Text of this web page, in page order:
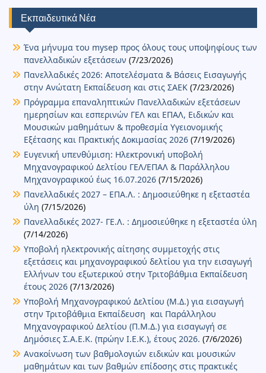
ε
Εκπαιδευτικά Νέα
Ένα μήνυμα του mysep προς όλους τους υποψηφίους των
πανελλαδικών εξετάσεων (7/23/2026)
Πανελλαδικές 2026: Αποτελέσματα & Βάσεις Εισαγωγής
στην Ανώτατη Εκπαίδευση και στις ΣΑΕΚ (7/23/2026)
Πρόγραμμα επαναληπτικών Πανελλαδικών εξετάσεων
ημερησίων και εσπερινών ΓΕΛ και ΕΠΑΛ, Ειδικών και
Μουσικών μαθημάτων & προθεσμία Υγειονομικής
Εξέτασης και Πρακτικής Δοκιμασίας 2026 (7/19/2026)
Ευγενική υπενθύμιση: Ηλεκτρονική υποβολή
Μηχανογραφικού Δελτίου ΓΕΛ/ΕΠΑΛ & Παράλληλου
Μηχανογραφικού έως 16.07.2026 (7/15/2026)
Πανελλαδικές 2027 – ΕΠΑ.Λ. : Δημοσιεύθηκε η εξεταστέα
ύλη (7/15/2026)
Πανελλαδικές 2027- ΓΕ.Λ. : Δημοσιεύθηκε η εξεταστέα ύλη
(7/14/2026)
Υποβολή ηλεκτρονικής αίτησης συμμετοχής στις
εξετάσεις και μηχανογραφικού δελτίου για την εισαγωγή
Ελλήνων του εξωτερικού στην Τριτοβάθμια Εκπαίδευση
έτους 2026 (7/13/2026)
Υποβολή Μηχανογραφικού Δελτίου (Μ.Δ.) για εισαγωγή
στην Τριτοβάθμια Εκπαίδευση και Παράλληλου
Μηχανογραφικού Δελτίου (Π.Μ.Δ.) για εισαγωγή σε
Δημόσιες Σ.Α.Ε.Κ. (πρώην Ι.Ε.Κ.), έτους 2026. (7/6/2026)
Ανακοίνωση των βαθμολογιών ειδικών και μουσικών
μαθημάτων και των βαθμών επίδοσης στις πρακτικές